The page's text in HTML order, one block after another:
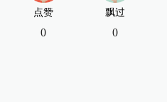
点赞
0
飘过
0